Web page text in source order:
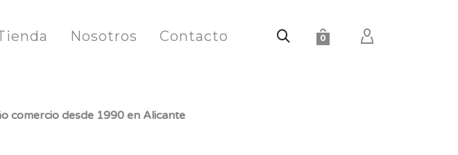
0
Nosotros Contacto
comercio desde 1990 en Alicante